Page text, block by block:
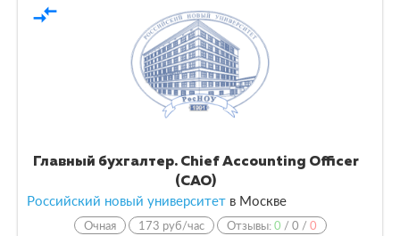
compare_arrows
Главный бухгалтер. Chief Accounting Officer
(CAO)
Российский новый университет в Москве
Очная 173 руб/час Отзывы:0 /0 /0